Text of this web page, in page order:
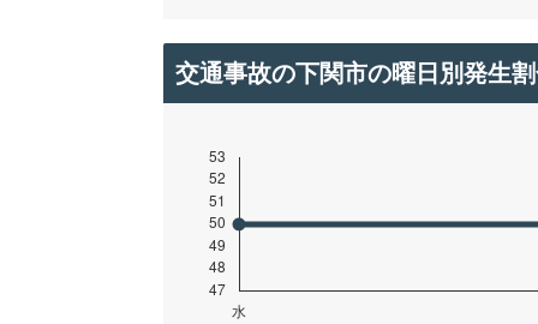
交通事故の下関市の曜日別発生